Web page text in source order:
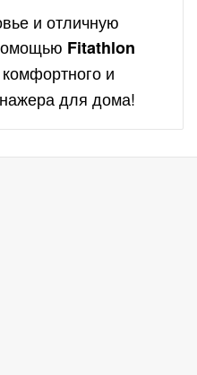
и отличную
Fitathlon
и
для дома!